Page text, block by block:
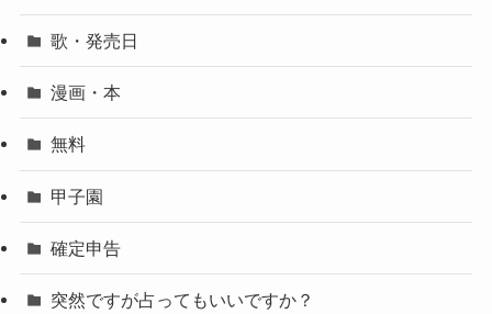
歌・発売日
漫画・本
無料
甲子園
確定申告
突然ですが占ってもいいですか？